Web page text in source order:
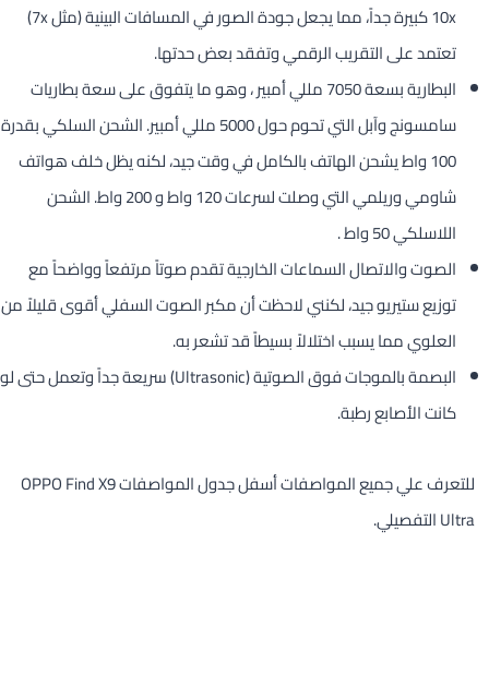
10x كبيرة جداً، مما يجعل جودة الصور في المسافات البينية (مثل 7x)
تعتمد على التقريب الرقمي وتفقد بعض حدتها.
البطارية بسعة 7050 مللي أمبير ، وهو ما يتفوق على سعة بطاريات
سامسونج وآبل التي تحوم حول 5000 مللي أمبير. الشحن السلكي بقدرة
100 واط يشحن الهاتف بالكامل في وقت جيد، لكنه يظل خلف هواتف
شاومي وريلمي التي وصلت لسرعات 120 واط و 200 واط. الشحن
اللاسلكي 50 واط .
الصوت والاتصال السماعات الخارجية تقدم صوتاً مرتفعاً وواضحاً مع
توزيع ستيريو جيد، لكنني لاحظت أن مكبر الصوت السفلي أقوى قليلاً من
العلوي مما يسبب اختلالاً بسيطاً قد تشعر به.
البصمة بالموجات فوق الصوتية (Ultrasonic) سريعة جداً وتعمل حتى لو
كانت الأصابع رطبة.
للتعرف علي جميع المواصفات أسفل جدول المواصفات OPPO Find X9
Ultra التفصيلي.